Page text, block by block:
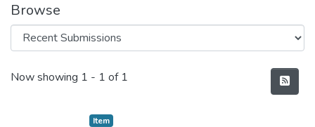
Browse
Recent Submissions
Now showing 1 - 1 of 1
Item